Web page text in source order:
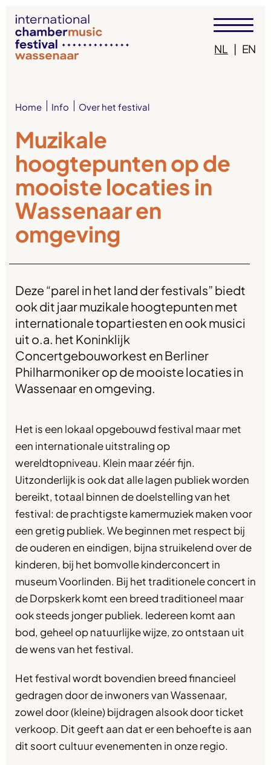
NL | EN
Home Info Over het festival
Muzikale
hoogtepunten op de
mooiste locaties in
Wassenaar en
omgeving
Deze “parel in het land der festivals” biedt
ook dit jaar muzikale hoogtepunten met
internationale topartiesten en ook musici
uit o.a. het Koninklijk
Concertgebouworkest en Berliner
Philharmoniker op de mooiste locaties in
Wassenaar en omgeving.
Het is een lokaal opgebouwd festival maar met
een internationale uitstraling op
wereldtopniveau. Klein maar zéér fijn.
Uitzonderlijk is ook dat alle lagen publiek worden
bereikt, totaal binnen de doelstelling van het
festival: de prachtigste kamermuziek maken voor
een gretig publiek. We beginnen met respect bij
de ouderen en eindigen, bijna struikelend over de
kinderen, bij het bomvolle kinderconcert in
museum Voorlinden. Bij het traditionele concert in
de Dorpskerk komt een breed traditioneel maar
ook steeds jonger publiek. Iedereen komt aan
bod, geheel op natuurlijke wijze, zo ontstaan uit
de wens van het festival.
Het festival wordt bovendien breed financieel
gedragen door de inwoners van Wassenaar,
zowel door (kleine) bijdragen alsook door ticket
verkoop. Dit geeft aan dat er een behoefte is aan
dit soort cultuur evenementen in onze regio.